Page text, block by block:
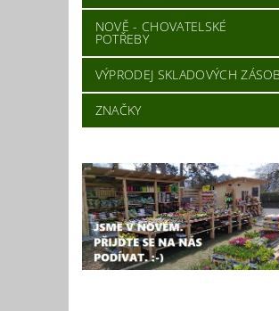
NOVĚ - CHOVATELSKÉ
POTŘEBY
VÝPRODEJ SKLADOVÝCH ZÁSOB
ZNAČKY